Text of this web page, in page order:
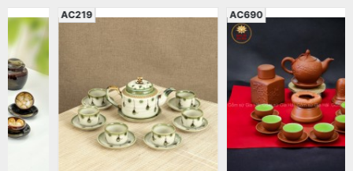
AC219 AC690